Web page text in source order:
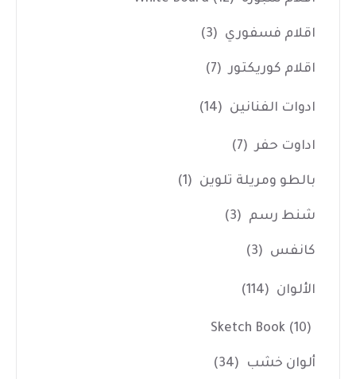
اقلام فسفوري (3)
اقلام كوريكتور (7)
ادوات الفنانين (14)
اداوت حفر (7)
بالطو ومريلة تلوين (1)
شنط رسم (3)
كانفس (3)
الألوان (114)
Sketch Book (10)
ألوان خشب (34)